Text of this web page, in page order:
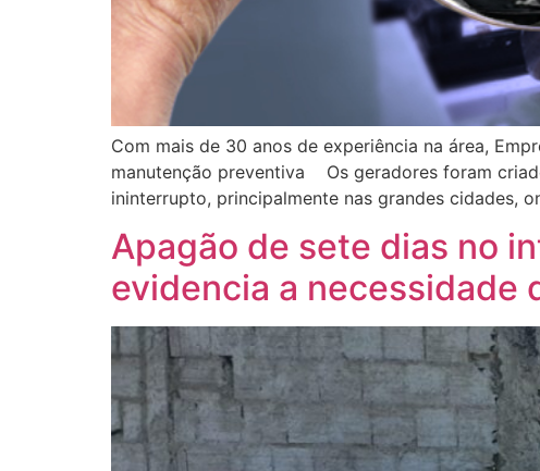
Com mais de 30 anos de experiência na área,
manutenção preventiva Os geradores foram
ininterrupto, principalmente nas grandes cidades,
Apagão de sete dias no
evidencia a necessidade